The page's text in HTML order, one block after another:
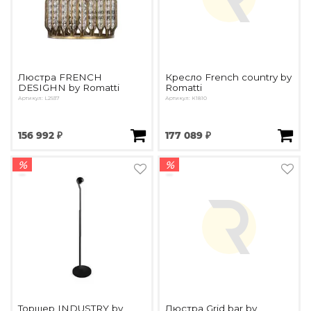
Подбор, производство и комплектация по вашему
Все категории товаров
Люстра FRENCH
DESIGHN by Romatti
Артикул: L2937
156 992 ₽
Кресло French country by
Romatti
Артикул: К1810
177 089 ₽
%
Торшер INDUSTRY by
%
Люстра Grid bar by